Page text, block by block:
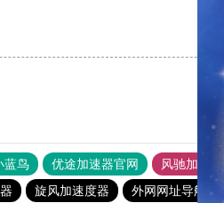
蓝鸟 优途加速器官网 风驰加速器
旋风加速度器 外网网址导航